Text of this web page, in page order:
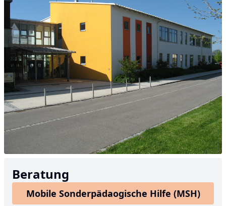
Beratung
Mobile Sonderpädaogische Hilfe (MSH)